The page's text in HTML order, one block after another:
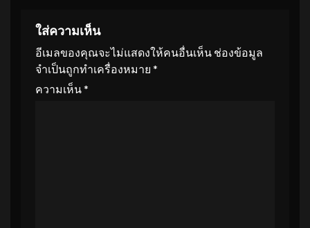
ใส่ความเห็น
อีเมลของคุณจะไม่แสดงให้คนอื่นเห็น ช่องข้อมูล
จำเป็นถูกทำเครื่องหมาย *
ความเห็น*